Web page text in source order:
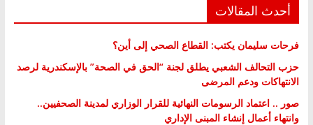
أحدث المقالات
فرحات سليمان يكتب: القطاع الصحي إلى أين؟
حزب التحالف الشعبي يطلق لجنة “الحق في الصحة” بالإسكندرية لرصد
الانتهاكات ودعم المرضى
صور .. اعتماد الرسومات النهائية للقرار الوزاري لمدينة الصحفيين..
وانتهاء أعمال إنشاء المبنى الإداري